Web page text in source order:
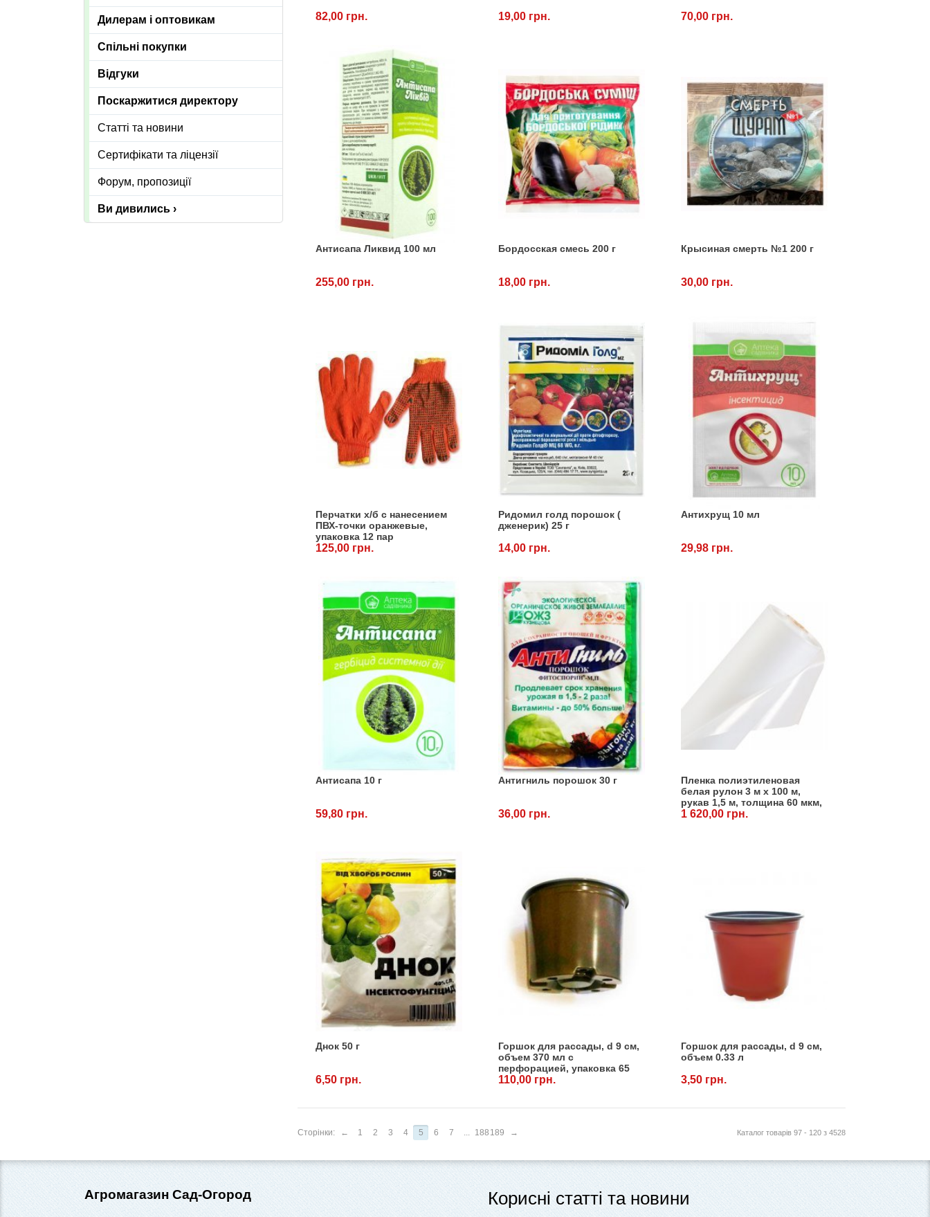
82,00 грн. 19,00 грн. 70,00 грн.
Антисапа Ликвид 100 мл
255,00 грн.
Бордосская смесь 200 г
18,00 грн.
Крысиная смерть №1 200 г
30,00 грн.
Перчатки х/б с нанесением
ПВХ-точки оранжевые,
упаковка 12 пар
125,00 грн.
Ридомил голд порошок (
дженерик) 25 г
14,00 грн.
Антихрущ 10 мл
29,98 грн.
Антисапа 10 г
59,80 грн.
Антигниль порошок 30 г
36,00 грн.
Пленка полиэтиленовая
белая рулон 3 м х 100 м,
рукав 1,5 м, толщина 60 мкм,
вес рулона 15 кг
1 620,00 грн.
Днок 50 г
6,50 грн.
Горшок для рассады, d 9 см,
объем 370 мл с
перфорацией, упаковка 65
шт.
110,00 грн.
Горшок для рассады, d 9 см,
объем 0.33 л
3,50 грн.
Каталог товарів 97 - 120 з 4528
Сторінки: ← 1 2 3 4 5 6 7 ... 188 189 →
Дилерам і оптовикам
Спільні покупки
Відгуки
Поскаржитися директору
Статті та новини
Сертифікати та ліцензії
Форум, пропозиції
Ви дивились ›
Агромагазин Сад-Огород Корисні статті та новини